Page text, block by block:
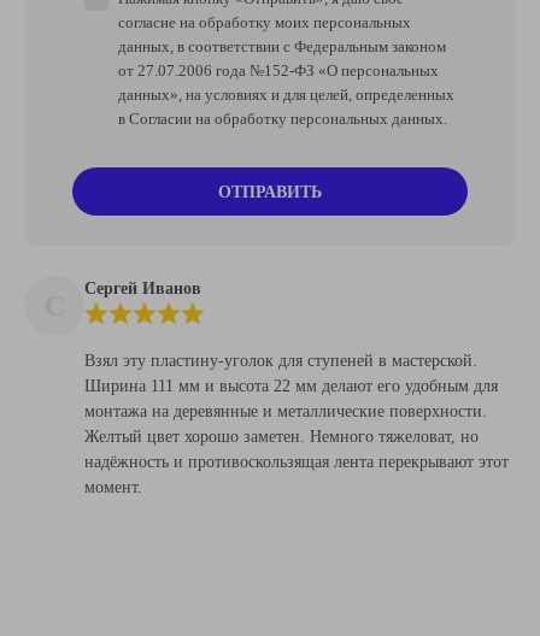
согласие на обработку моих персональных
данных, в соответствии с Федеральным законом
от 27.07.2006 года №152-ФЗ «О персональных
данных», на условиях и для целей, определенных
в Согласии на обработку персональных данных.
ОТПРАВИТЬ
Сергей Иванов
Взял эту пластину-уголок для ступеней в мастерской.
Ширина 111 мм и высота 22 мм делают его удобным для
монтажа на деревянные и металлические поверхности.
Желтый цвет хорошо заметен. Немного тяжеловат, но
надёжность и противоскользящая лента перекрывают этот
момент.